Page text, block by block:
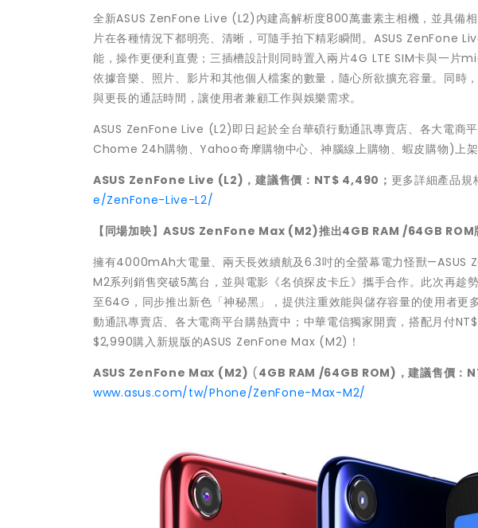
全新ASUS ZenFone Live (L2)內建高解析度800萬畫素主相機，並具備
片在各種情況下都明亮、清晰，可隨手拍下精彩瞬間。ASUS ZenFone
能，操作更便利直覺；三插槽設計則同時置入兩片4G LTE SIM卡與一片
依據音樂、照片、影片和其他個人檔案的數量，隨心所欲擴充容量。同
與更長的通話時間，讓使用者兼顧工作與娛樂需求。
ASUS ZenFone Live (L2)即日起於全台華碩行動通訊專賣店、各大電商
Chome 24h購物、Yahoo奇摩購物中心、神腦線上購物、蝦皮購物)上架
ASUS ZenFone Live (L2) ，建議售價：NT$ 4,490； 更多詳細產品規
e/ZenFone-Live-L2/
【同場加映】ASUS ZenFone Max (M2)推出4GB RAM /64GB ROM
擁有4000mAh大電量、兩天長效續航及6.3吋的全螢幕電力怪獸
M2系列銷售突破5萬台，並與電影《名偵探皮卡丘》攜手合作。此次再趁
至64G，同步推出新色「神秘黑」，提供注重效能與儲存容量的使用者
動通訊專賣店、各大電商平台購熱賣中；中華電信獨家開賣，搭配月付
$2,990購入新規版的ASUS ZenFone Max (M2)！
ASUS ZenFone Max (M2) (4GB RAM /64GB ROM) ，建議售價：
www.asus.com/tw/Phone/ZenFone-Max-M2/